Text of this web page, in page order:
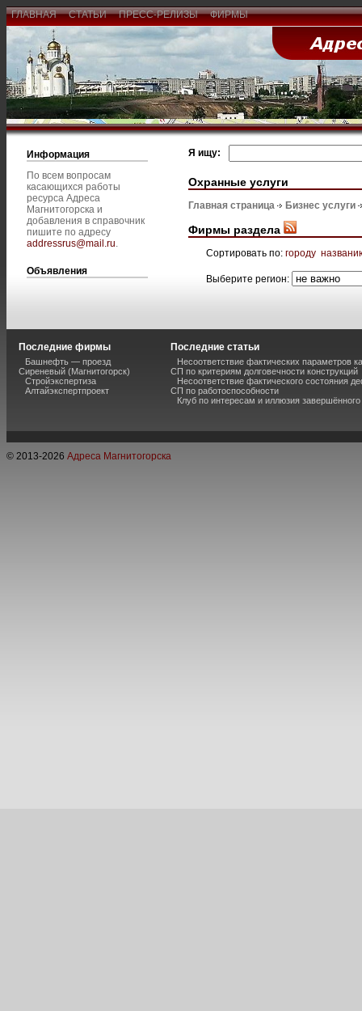
ГЛАВНАЯ СТАТЬИ ПРЕСС-РЕЛИЗЫ ФИРМЫ
Информация
По всем вопросам
касающихся работы
ресурса Адреса
Магнитогорска и
добавления в справочник
пишите по адресу
addressrus@mail.ru.
Объявления
Я ищу:
Охранные услуги
Главная страница Бизнес услуги
Фирмы раздела
Сортировать по: городу
Выберите регион:
Последние фирмы
Башнефть — проезд
Сиреневый (Магнитогорск)
Стройэкспертиза
Алтайэкспертпроект
Последние статьи
Несоответствие фактических параметров
СП по критериям долговечности конструкций
Несоответствие фактического состояния
СП по работоспособности
Клуб по интересам и иллюзия
© 2013-2026 Адреса Магнитогорска